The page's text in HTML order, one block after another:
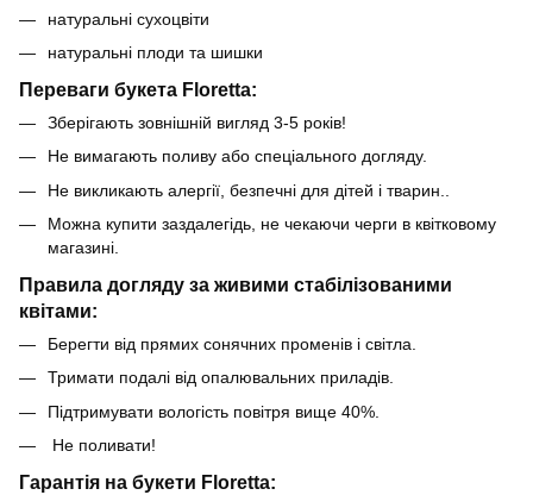
натуральні сухоцвіти
натуральні плоди та шишки
Переваги букета Floretta:
Зберігають зовнішній вигляд 3-5 років!
Не вимагають поливу або спеціального догляду.
Не викликають алергії, безпечні для дітей і тварин..
Можна купити заздалегідь, не чекаючи черги в квітковому
магазині.
Правила догляду за живими стабілізованими
квітами:
Берегти від прямих сонячних променів і світла.
Тримати подалі від опалювальних приладів.
Підтримувати вологість повітря вище 40%.
Не поливати!
Гарантія на букети Floretta: